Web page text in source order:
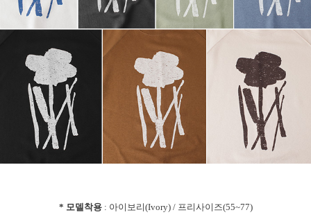
* 모델착용: 아이보리(Ivory) / 프리사이즈(55~77)